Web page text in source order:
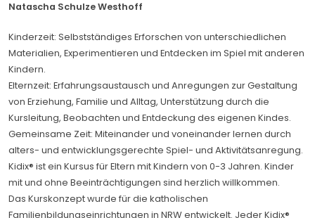
Natascha Schulze Westhoff
Kinderzeit: Selbstständiges Erforschen von unterschiedlichen
Materialien, Experimentieren und Entdecken im Spiel mit anderen
Kindern.
Elternzeit: Erfahrungsaustausch und Anregungen zur Gestaltung
von Erziehung, Familie und Alltag, Unterstützung durch die
Kursleitung, Beobachten und Entdeckung des eigenen Kindes.
Gemeinsame Zeit: Miteinander und voneinander lernen durch
alters- und entwicklungsgerechte Spiel- und Aktivitätsanregung.
Kidix® ist ein Kursus für Eltern mit Kindern von 0-3 Jahren. Kinder
mit und ohne Beeinträchtigungen sind herzlich willkommen.
Das Kurskonzept wurde für die katholischen
Familienbildungseinrichtungen in NRW entwickelt. Jeder Kidix®